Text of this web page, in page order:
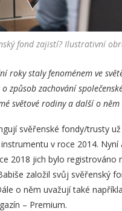
fond zajistí? Ilustrativní
roky staly fenoménem ve
způsob zachování
světové rodiny a další o něm
svěřenské fondy/trusty
v roce 2014.
2018 jich bylo
založil svůj svěřenský
o něm uvažují také
– Premium.